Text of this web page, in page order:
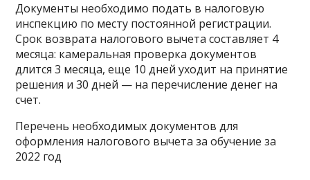
Документы необходимо подать в налоговую
инспекцию по месту постоянной регистрации.
Срок возврата налогового вычета составляет 4
месяца: камеральная проверка документов
длится 3 месяца, еще 10 дней уходит на принятие
решения и 30 дней — на перечисление денег на
счет.
Перечень необходимых документов для
оформления налогового вычета за обучение за
2022 год